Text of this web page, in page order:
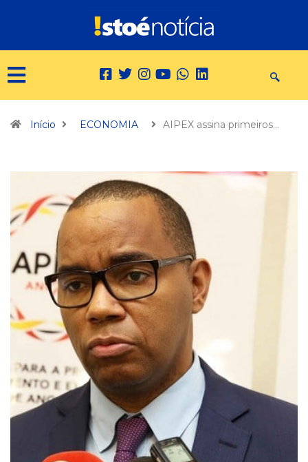
Início ECONOMIA AIPEX assina primeiros…